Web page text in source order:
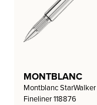
MONTBLANC
Montblanc
Fineliner 118876